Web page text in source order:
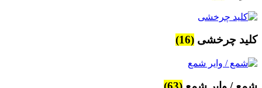
کلید چرخشی (16)